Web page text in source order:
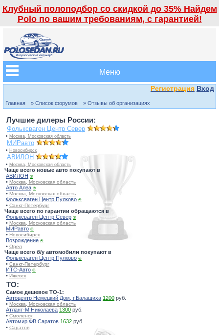
Клубный полоподбор со скидкой до 35% Найдем
Polo по вашим требованиям, с гарантией!
Меню
Регистрация Вход
Главная » Список форумов » Отзывы об организациях
Лучшие дилеры России:
Фольксваген Центр Север
• Москва, Московская область
МИРавто
• Новосибирск
АВИЛОН
• Москва, Московская область
Чаще всего новые авто покупают в
АВИЛОН ⍟
• Москва, Московская область
Авто Алеа ⍟
• Москва, Московская область
Фольксваген Центр Пулково ⍟
• Санкт-Петербург
Чаще всего по гарантии обращаются в
Фольксваген Центр Север ⍟
• Москва, Московская область
МИРавто ⍟
• Новосибирск
Возрождение ⍟
• Орел
Чаще всего б/у автомобили покупают в
Фольксваген Центр Пулково ⍟
• Санкт-Петербург
ИТС-Авто ⍟
• Ижевск
TO:
Самое дешевое ТО-1:
Автоцентр Немецкий Дом, г.Балашиха 1200 руб.
• Москва, Московская область
Атлант-М Николаева 1300 руб.
• Смоленск
Автомир ФВ Саратов 1632 руб.
• Саратов